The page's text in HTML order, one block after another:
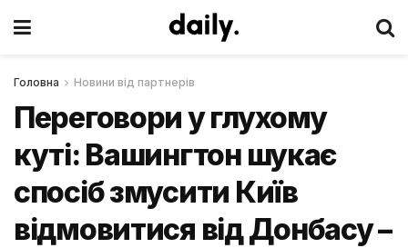
Головна Новини від партнерів
Переговори у глухому
куті: Вашингтон шукає
спосіб змусити Київ
відмовитися від Донбасу –